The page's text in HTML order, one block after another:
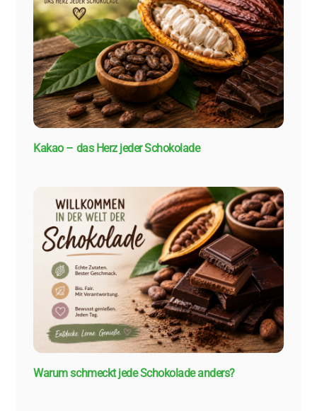
Kakao – das Herz jeder Schokolade
Warum schmeckt jede Schokolade anders?